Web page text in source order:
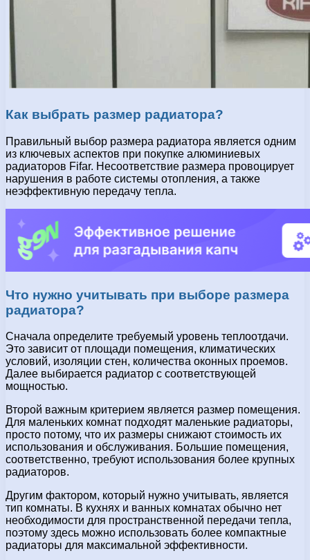
Как выбрать размер радиатора?
Правильный выбор размера радиатора является одним
из ключевых аспектов при покупке алюминиевых
радиаторов Fifar. Несоответствие размера провоцирует
нарушения в работе системы отопления, а также
неэффективную передачу тепла.
Что нужно учитывать при выборе размера
радиатора?
Сначала определите требуемый уровень теплоотдачи.
Это зависит от площади помещения, климатических
условий, изоляции стен, количества оконных проемов.
Далее выбирается радиатор с соответствующей
мощностью.
Второй важным критерием является размер помещения.
Для маленьких комнат подходят маленькие радиаторы,
просто потому, что их размеры снижают стоимость их
использования и обслуживания. Большие помещения,
соответственно, требуют использования более крупных
радиаторов.
Другим фактором, который нужно учитывать, является
тип комнаты. В кухнях и ванных комнатах обычно нет
необходимости для пространственной передачи тепла,
поэтому здесь можно использовать более компактные
радиаторы для максимальной эффективности.